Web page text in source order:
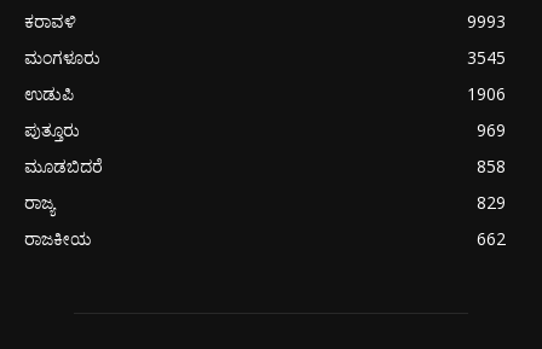
ಕರಾವಳಿ
9993
ಮಂಗಳೂರು
3545
ಉಡುಪಿ
1906
ಪುತ್ತೂರು
969
ಮೂಡಬಿದರೆ
858
ರಾಜ್ಯ
829
ರಾಜಕೀಯ
662